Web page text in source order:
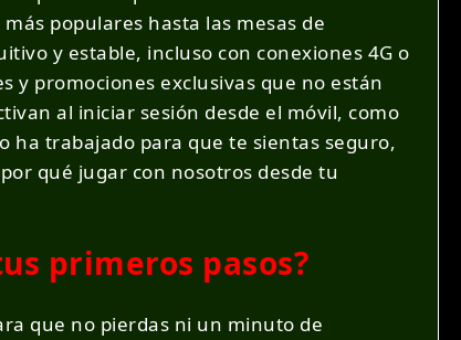
populares hasta las mesas de
y estable, incluso con conexiones 4G o
y promociones exclusivas que no están
al iniciar sesión desde el móvil, como
ha trabajado para que te sientas seguro,
qué jugar con nosotros desde tu
primeros pasos?
que no pierdas ni un minuto de